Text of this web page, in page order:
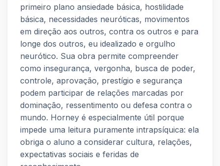
primeiro plano ansiedade básica, hostilidade
básica, necessidades neuróticas, movimentos
em direção aos outros, contra os outros e para
longe dos outros, eu idealizado e orgulho
neurótico. Sua obra permite compreender
como insegurança, vergonha, busca de poder,
controle, aprovação, prestígio e segurança
podem participar de relações marcadas por
dominação, ressentimento ou defesa contra o
mundo. Horney é especialmente útil porque
impede uma leitura puramente intrapsíquica: ela
obriga o aluno a considerar cultura, relações,
expectativas sociais e feridas de